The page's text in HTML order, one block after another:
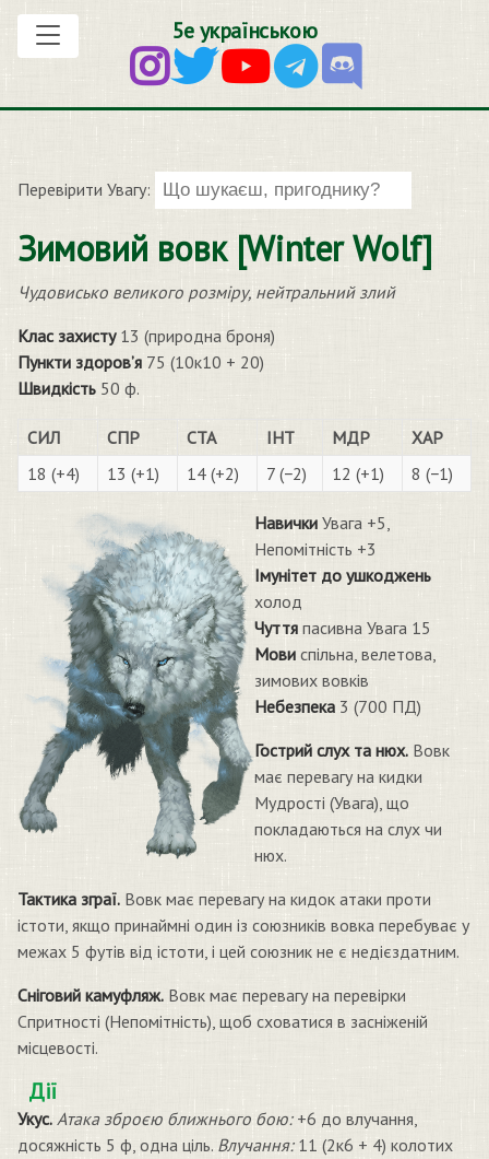
5е українською
Перевірити Увагу:
Зимовий вовк [Winter Wolf]
Чудовисько великого розміру, нейтральний злий
Клас захисту13 (природна броня)
Пункти здоров’я 75 (10к10 + 20)
Швидкість 50 ф.
СИЛ СПР СТА ІНТ МДР
ХАР
18 (+4)
13 (+1) 14 (+2) 7 (−2) 12 (+1) 8 (−1)
Навички Увага +5,
Непомітність +3
Імунітет до ушкоджень
холод
Чуття пасивна Увага 15
Мови спільна, велетова,
зимових вовків
Небезпека 3 (700 ПД)
Гострий слух та нюх. Вовк
має перевагу на кидки
Мудрості (Увага), що
покладаються на слух чи
нюх.
Тактика зграї. Вовк має перевагу на кидок атаки проти
істоти, якщо принаймні один із союзників вовка перебуває у
межах 5 футів від істоти, і цей союзник не є недієздатним.
Сніговий камуфляж. Вовк має перевагу на перевірки
Спритності (Непомітність), щоб сховатися в засніженій
місцевості.
Дії
Укус. Атака зброєю ближнього бою:+6 до влучання,
досяжність 5 ф, одна ціль. Влучання:11 (2к6 + 4) колотих